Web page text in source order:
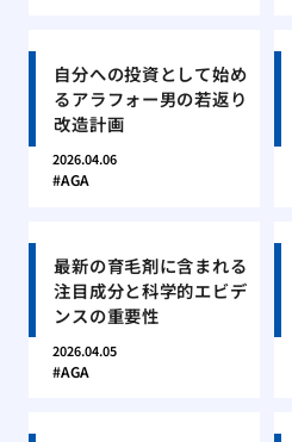
自分への投資として始め
るアラフォー男の若返り
改造計画
2026.04.06
AGA
最新の育毛剤に含まれる
注目成分と科学的エビデ
ンスの重要性
2026.04.05
AGA